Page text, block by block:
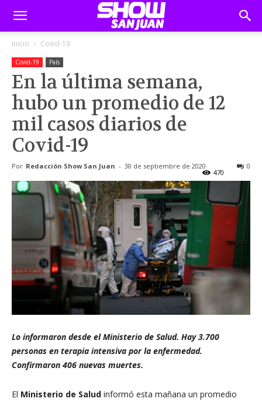
Inicio Covid-19
Covid-19 País
En la última semana,
hubo un promedio de 12
mil casos diarios de
Covid-19
Por Redacción Show San Juan - 30 de septiembre de 2020 0
470
Lo informaron desde el Ministerio de Salud. Hay 3.700
personas en terapia intensiva por la enfermedad.
Confirmaron 406 nuevas muertes.
El Ministerio de Salud informó esta mañana un promedio